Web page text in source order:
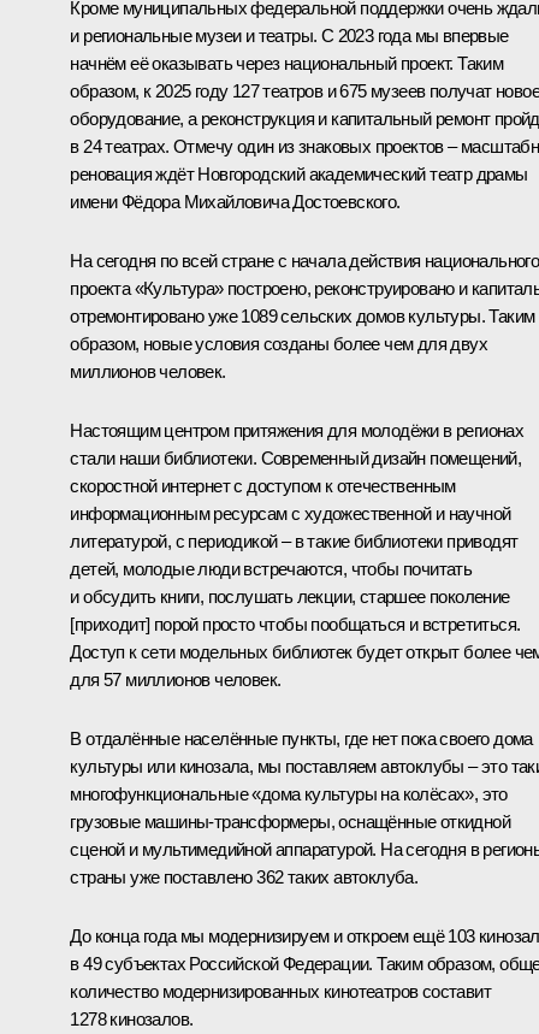
Кроме муниципальных федеральной поддержки очень
и региональные музеи и театры. С 2023 года мы впервые
начнём её оказывать через национальный проект. Таким
образом, к 2025 году 127 театров и 675 музеев получат новое
оборудование, а реконструкция и капитальный ремонт
в 24 театрах. Отмечу один из знаковых проектов –
реновация ждёт Новгородский академический театр драмы
имени Фёдора Михайловича Достоевского.
На сегодня по всей стране с начала действия национального
проекта «Культура» построено, реконструировано и
отремонтировано уже 1089 сельских домов культуры. Таким
образом, новые условия созданы более чем для двух
миллионов человек.
Настоящим центром притяжения для молодёжи в регионах
стали наши библиотеки. Современный дизайн помещений,
скоростной интернет с доступом к отечественным
информационным ресурсам с художественной и научной
литературой, с периодикой – в такие библиотеки приводят
детей, молодые люди встречаются, чтобы почитать
и обсудить книги, послушать лекции, старшее поколение
[приходит] порой просто чтобы пообщаться и встретиться.
Доступ к сети модельных библиотек будет открыт более
для 57 миллионов человек.
В отдалённые населённые пункты, где нет пока своего дома
культуры или кинозала, мы поставляем автоклубы – это
многофункциональные «дома культуры на колёсах», это
грузовые машины-трансформеры, оснащённые откидной
сценой и мультимедийной аппаратурой. На сегодня в
страны уже поставлено 362 таких автоклуба.
До конца года мы модернизируем и откроем ещё 103
в 49 субъектах Российской Федерации. Таким образом,
количество модернизированных кинотеатров составит
1278 кинозалов.